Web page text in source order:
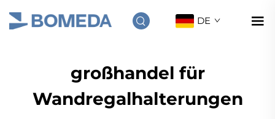
DE
großhandel für
Wandregalhalterungen